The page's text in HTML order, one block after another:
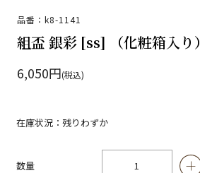
品番：k8-1141
組盃 銀彩 [ss] （化粧箱入り）
6,050円(税込)
在庫状況：残りわずか
数量